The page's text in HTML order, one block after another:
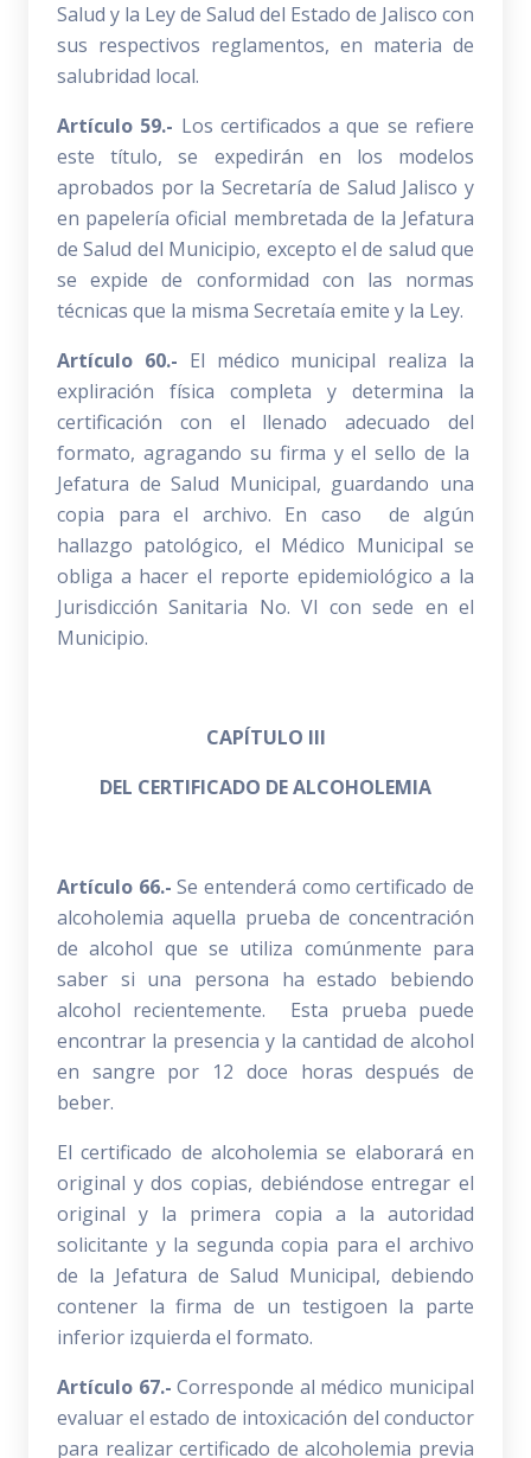
Salud y la Ley de Salud del Estado de Jalisco con
sus respectivos reglamentos, en materia de
salubridad local.
Artículo 59.- Los certificados a que se refiere
este título, se expedirán en los modelos
aprobados por la Secretaría de Salud Jalisco y
en papelería oficial membretada de la Jefatura
de Salud del Municipio, excepto el de salud que
se expide de conformidad con las normas
técnicas que la misma Secretaía emite y la Ley.
Artículo 60.- El médico municipal realiza la
expliración física completa y determina la
certificación con el llenado adecuado del
formato, agragando su firma y el sello de la
Jefatura de Salud Municipal, guardando una
copia para el archivo. En caso de algún
hallazgo patológico, el Médico Municipal se
obliga a hacer el reporte epidemiológico a la
Jurisdicción Sanitaria No. VI con sede en el
Municipio.
CAPÍTULO III
DEL CERTIFICADO DE ALCOHOLEMIA
Artículo 66.-Se entenderá como certificado de
alcoholemia aquella prueba de concentración
de alcohol que se utiliza comúnmente para
saber si una persona ha estado bebiendo
alcohol recientemente. Esta prueba puede
encontrar la presencia y la cantidad de alcohol
en sangre por 12 doce horas después de
beber.
El certificado de alcoholemia se elaborará en
original y dos copias, debiéndose entregar el
original y la primera copia a la autoridad
solicitante y la segunda copia para el archivo
de la Jefatura de Salud Municipal, debiendo
contener la firma de un testigoen la parte
inferior izquierda el formato.
Artículo 67.- Corresponde al médico municipal
evaluar el estado de intoxicación del conductor
para realizar certificado de alcoholemia previa